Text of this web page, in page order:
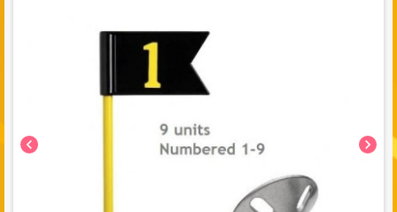
chevron_left chevron_right